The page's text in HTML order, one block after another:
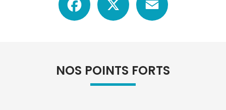
NOS POINTS FORTS